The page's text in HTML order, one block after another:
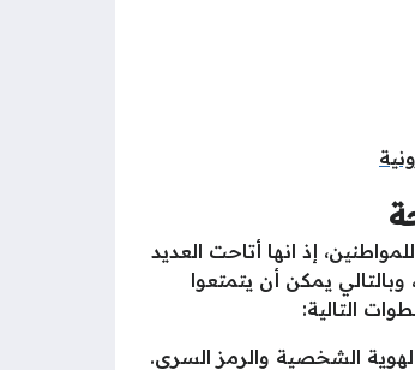
للمواطنين، إذ انها أتاحت العديد
يمكن أن يتمتعوا
التالية:
الشخصية والرمز السري.